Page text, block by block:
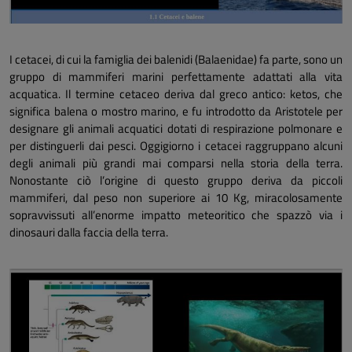
I cetacei, di cui la famiglia dei balenidi (Balaenidae) fa parte, sono un
gruppo di mammiferi marini perfettamente adattati alla vita
acquatica. Il termine cetaceo deriva dal greco antico: ketos, che
significa balena o mostro marino, e fu introdotto da Aristotele per
designare gli animali acquatici dotati di respirazione polmonare e
per distinguerli dai pesci. Oggigiorno i cetacei raggruppano alcuni
degli animali più grandi mai comparsi nella storia della terra.
Nonostante ciò l’origine di questo gruppo deriva da piccoli
mammiferi, dal peso non superiore ai 10 Kg, miracolosamente
sopravvissuti all’enorme impatto meteoritico che spazzò via i
dinosauri dalla faccia della terra.